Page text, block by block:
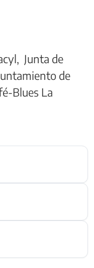
Junta de
de
Blues La